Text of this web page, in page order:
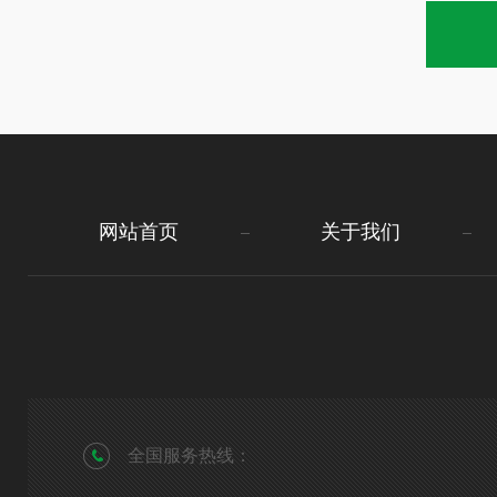
网站首页 关于我们
全国服务热线：